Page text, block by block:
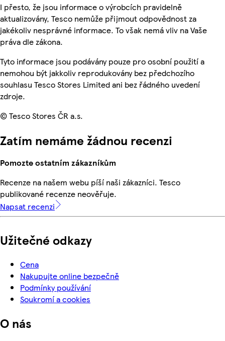
I přesto, že jsou informace o výrobcích pravidelně
aktualizovány, Tesco nemůže přijmout odpovědnost za
jakékoliv nesprávné informace. To však nemá vliv na Vaše
práva dle zákona.
Tyto informace jsou podávány pouze pro osobní použití a
nemohou být jakkoliv reprodukovány bez předchozího
souhlasu Tesco Stores Limited ani bez řádného uvedení
zdroje.
© Tesco Stores ČR a.s.
Zatím nemáme žádnou recenzi
Pomozte ostatním zákazníkům
Recenze na našem webu píší naši zákazníci. Tesco
publikované recenze neověřuje.
Napsat recenzi
Užitečné odkazy
Cena
Nakupujte online bezpečně
Podmínky používání
Soukromí a cookies
O nás